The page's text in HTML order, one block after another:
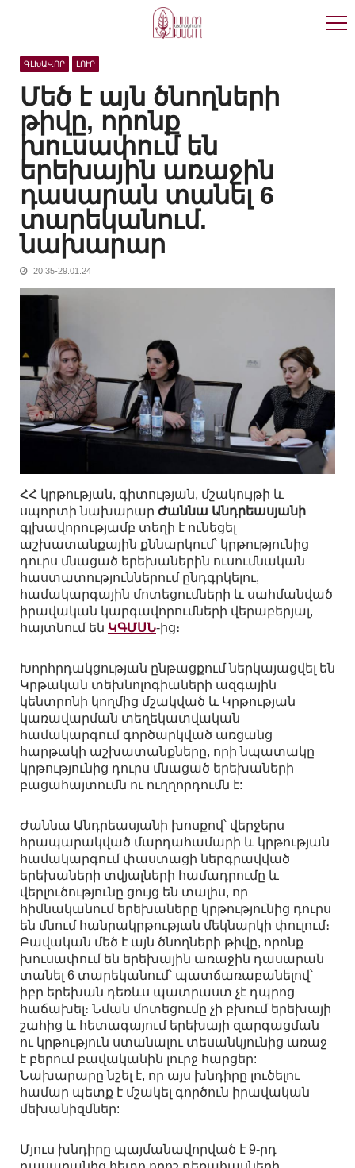
ԳԼԽԱՎՈՐ ԼՈՒՐ
Մեծ է այն ծնողների
թիվը, որոնք
խուսափում են
երեխային առաջին
դասարան տանել 6
տարեկանում.
նախարար
20:35-29.01.24
ՀՀ կրթության, գիտության, մշակույթի և
սպորտի նախարար Ժաննա Անդրեասյանի
գլխավորությամբ տեղի է ունեցել
աշխատանքային քննարկում՝ կրթությունից
դուրս մնացած երեխաներին ուսումնական
հաստատություններում ընդգրկելու,
համակարգային մոտեցումների և սահմանված
իրավական կարգավորումների վերաբերյալ,
հայտնում են ԿԳՄՍՆ-ից։
Խորհրդակցության ընթացքում ներկայացվել են
Կրթական տեխնոլոգիաների ազգային
կենտրոնի կողմից մշակված և Կրթության
կառավարման տեղեկատվական
համակարգում գործարկված առցանց
հարթակի աշխատանքները, որի նպատակը
կրթությունից դուրս մնացած երեխաների
բացահայտումն ու ուղղորդումն է:
Ժաննա Անդրեասյանի խոսքով՝ վերջերս
հրապարակված մարդահամարի և կրթության
համակարգում փաստացի ներգրավված
երեխաների տվյալների համադրումը և
վերլուծությունը ցույց են տալիս, որ
հիմնականում երեխաները կրթությունից դուրս
են մնում հանրակրթության մեկնարկի փուլում։
Բավական մեծ է այն ծնողների թիվը, որոնք
խուսափում են երեխային առաջին դասարան
տանել 6 տարեկանում՝ պատճառաբանելով՝
իբր երեխան դեռևս պատրաստ չէ դպրոց
հաճախել։ Նման մոտեցումը չի բխում երեխայի
շահից և հետագայում երեխայի զարգացման
ու կրթություն ստանալու տեսանկյունից առաջ
է բերում բավականին լուրջ հարցեր:
Նախարարը նշել է, որ այս խնդիրը լուծելու
համար պետք է մշակել գործուն իրավական
մեխանիզմներ:
Մյուս խնդիրը պայմանավորված է 9-րդ